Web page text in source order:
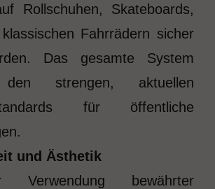
Rollschuhen, Skateboards,
Fahrrädern sicher
Das gesamte System
den strengen, aktuellen
für öffentliche
und Ästhetik
bewährter